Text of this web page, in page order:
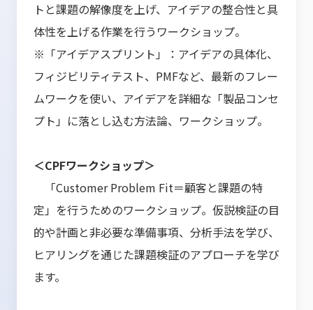
トと課題の解像度を上げ、アイデアの整合性と具
体性を上げる作業を行うワークショップ。
※「アイデアスプリント」：アイデアの具体化、
フィジビリティテスト、PMFなど、最新のフレー
ムワークを使い、アイデアを詳細な「製品コンセ
プト」に落とし込む方法論、ワークショップ。
＜CPFワークショップ＞
「Customer Problem Fit＝顧客と課題の特
定」を行うためのワークショップ。仮説検証の目
的や計画と非必要な準備事項、分析手法を学び、
ヒアリングを通じた課題検証のアプローチを学び
ます。